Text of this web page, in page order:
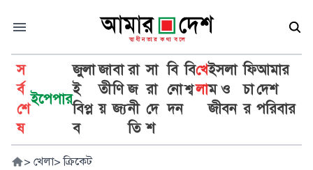
স
র্ব
শে
ষ
ইপেপার
জুলা
ই
বিপ্ল
ব
জা
তী
য়
বা
ণি
জ্য
রা
জ
নী
তি
সা
রা
দে
শ
বি
নো
দন
বি
শ্ব
খে
লা
ইসলা
ম ও
জীবন
ফি
চা
র
আমার
দেশ
পরিবার
> খেলা> ক্রিকেট